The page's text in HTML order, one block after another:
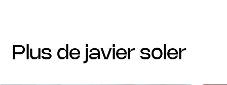
plus de javier soler